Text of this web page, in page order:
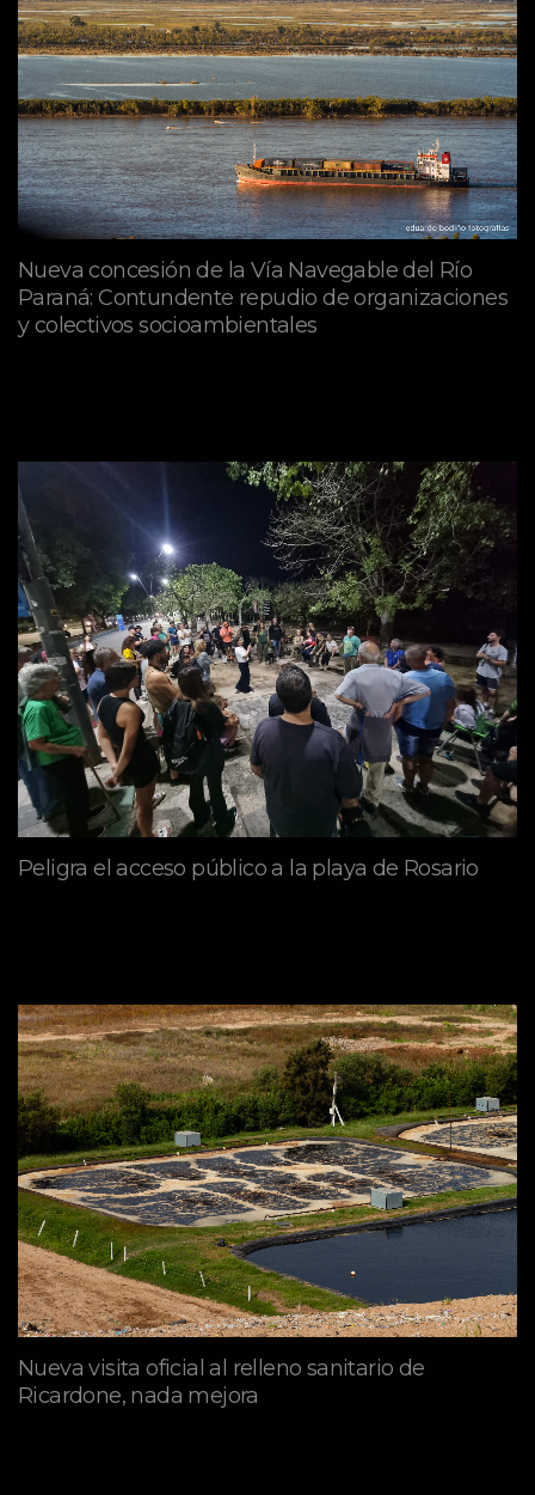
Nueva concesión de la Vía Navegable del Río
Paraná: Contundente repudio de organizaciones
y colectivos socioambientales
Peligra el acceso público a la playa de Rosario
Nueva visita oficial al relleno sanitario de
Ricardone, nada mejora